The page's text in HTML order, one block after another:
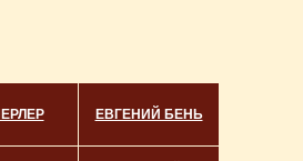
ЕВГЕНИЙ БЕНЬ